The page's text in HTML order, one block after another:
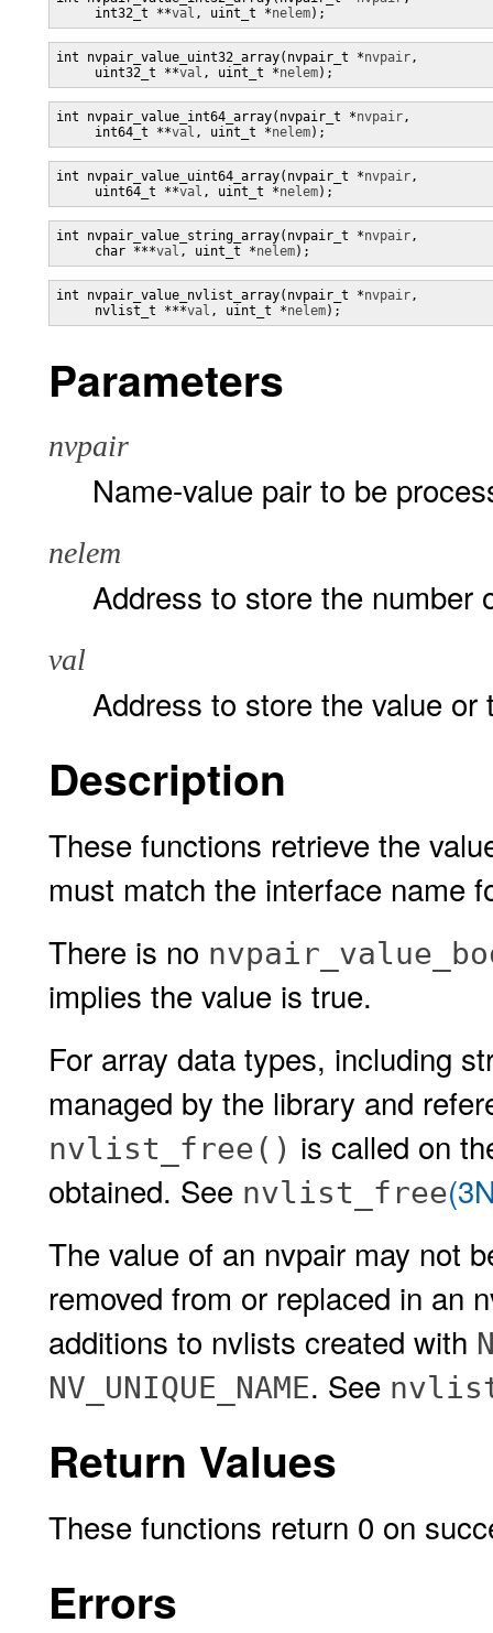
     int32_t **
val , uint_t *nelem);
int nvpair_value_uint32_array(nvpair_t *nvpair,
     uint32_t **
val , uint_t *nelem);
int nvpair_value_int64_array(nvpair_t *nvpair,
     int64_t **
val , uint_t *nelem);
int nvpair_value_uint64_array(nvpair_t *nvpair,
     uint64_t **
val , uint_t *nelem);
int nvpair_value_string_array(nvpair_t *nvpair,
     char ***
val , uint_t *nelem);
int nvpair_value_nvlist_array(nvpair_t *nvpair,
     nvlist_t ***
val , uint_t *nelem);
Parameters
nvpair
Name-value pair to be
nelem
Address to store the number
val
Address to store the value
Description
These functions retrieve the
must match the interface name
There is no
implies the value is true.
For array data types, including
managed by the library and
nvlist_free() is called on
obtained. See nvlist_free
The value of an nvpair may not
removed from or replaced in an
additions to nvlists created with
NV_UNIQUE_NAME. See
Return Values
These functions return 0 on
Errors